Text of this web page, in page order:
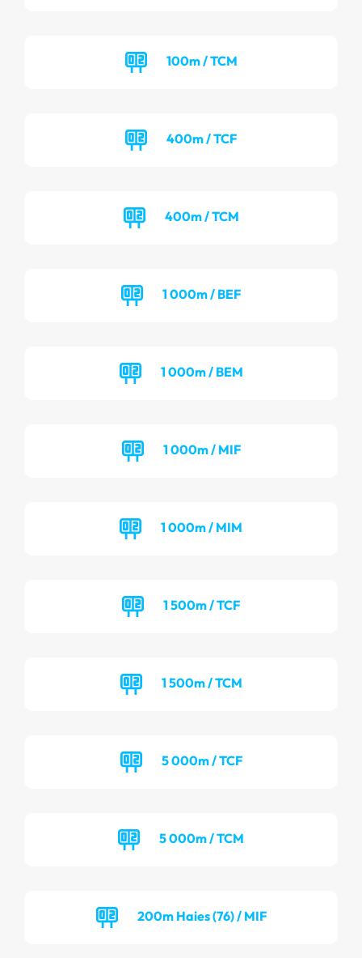
100m / TCM
400m / TCF
400m / TCM
1 000m / BEF
1 000m / BEM
1 000m / MIF
1 000m / MIM
1 500m / TCF
1 500m / TCM
5 000m / TCF
5 000m / TCM
200m Haies (76) / MIF